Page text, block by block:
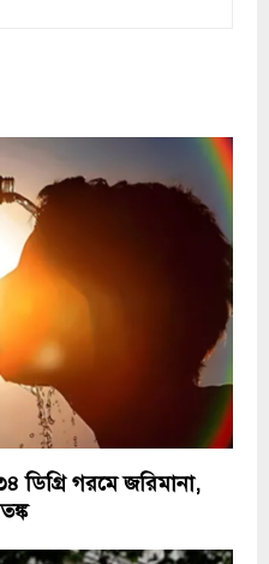
ডিগ্রি গরমে জরিমানা,